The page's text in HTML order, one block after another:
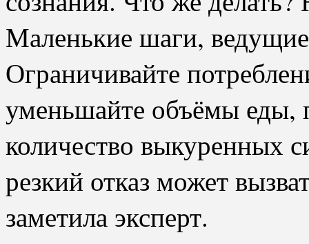
Маленькие шаги,
Ограничивайте
уменьшайте объёмы еды,
количество выкуренных
резкий отказ может
заметила эксперт.